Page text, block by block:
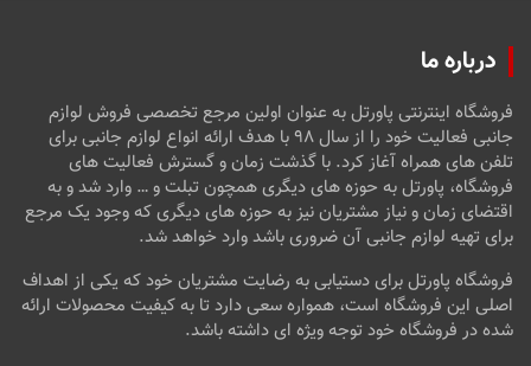
درباره ما
فروشگاه اینترنتی پاورتل به عنوان اولین مرجع تخصصی فروش لوازم
جانبی فعالیت خود را از سال ۹۸ با هدف ارائه انواع لوازم جانبی برای
تلفن های همراه آغاز کرد. با گذشت زمان و گسترش فعالیت های
فروشگاه، پاورتل به حوزه های دیگری همچون تبلت و … وارد شد و به
اقتضای زمان و نیاز مشتریان نیز به حوزه های دیگری که وجود یک مرجع
برای تهیه لوازم جانبی آن ضروری باشد وارد خواهد شد.
فروشگاه پاورتل برای دستیابی به رضایت مشتریان خود که یکی از اهداف
اصلی این فروشگاه است، همواره سعی دارد تا به کیفیت محصولات ارائه
شده در فروشگاه خود توجه ویژه ای داشته باشد.